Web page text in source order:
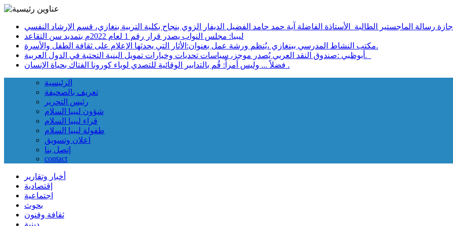
ليبيا: مجلس النواب يصدر قرار رقم 1 لعام 2022م بتمديد سن التقاعد
مكتب النشاط المدرسي ببنغازي ،يُنظم ورشة عمل بعنوان:الأثار التي يحدثها الإعلام على ثقافة الطفل والأسرة.
أبوظبي :صندوق النقد العربي يُصدر موجز، سياسات تحديات وخيارات تمويل البنية التحتية في الدول العربية.
فضلاً ... وليس أمراً: قُم بالتدابير الوقائية للتصدي لوباء كورونا الفتاك بحياة الإنسان .
الرئيسية
تعريف بالصحيفة
رئيس التحرير
شؤون ليبيا السلام
قراء ليبيا السلام
طفولة ليبيا السلام
اعلان وتسويق
إتصل بنا
contact
أخبار وتقارير
إقتصادية
اجتماعية
بحوث
ثقافة وفنون
دينية